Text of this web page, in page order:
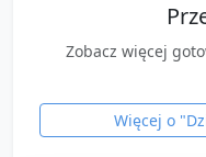
Zobacz więcej
Więcej o "